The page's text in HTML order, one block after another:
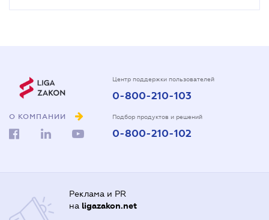
О КОМПАНИИ
Центр поддержки пользователей
0-800-210-103
Подбор продуктов и решений
0-800-210-102
Реклама и PR
на ligazakon.net